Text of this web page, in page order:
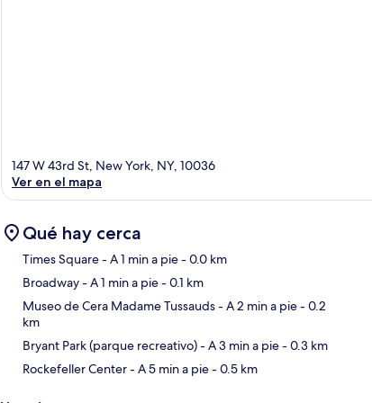
147 W 43rd St, New York, NY, 10036
Ver en el mapa
Qué hay cerca
Times Square- A 1 min a pie- 0.0 km
Broadway- A 1 min a pie- 0.1 km
Museo de Cera Madame Tussauds- A 2 min a pie- 0.2
km
Bryant Park (parque recreativo)- A 3 min a pie- 0.3 km
Rockefeller Center- A 5 min a pie- 0.5 km